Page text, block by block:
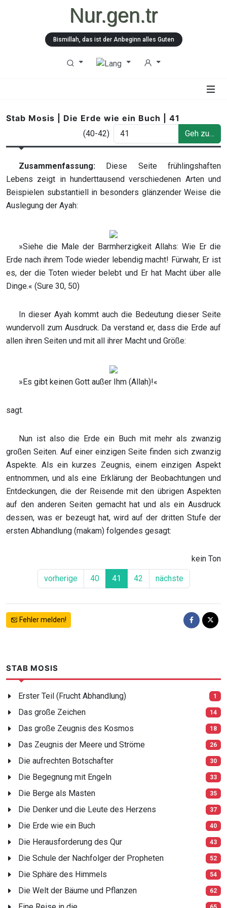
Nur.gen.tr
Bismillah, das ist der Anbeginn alles Guten
Stab Mosis | Die Erde wie ein Buch | 41
(40-42) Geh zu…
Zusammenfassung: Diese Seite frühlingshaften
Lebens zeigt in hunderttausend verschiedenen Arten und
Beispielen substantiell in besonders glänzender Weise die
Auslegung der Ayah:
»Siehe die Male der Barmherzigkeit Allahs: Wie Er die
Erde nach ihrem Tode wieder lebendig macht! Fürwahr, Er ist
es, der die Toten wieder belebt und Er hat Macht über alle
Dinge.« (Sure 30, 50)
In dieser Ayah kommt auch die Bedeutung dieser Seite
wundervoll zum Ausdruck. Da verstand er, dass die Erde auf
allen ihren Seiten und mit all ihrer Macht und Größe:
»Es gibt keinen Gott außer Ihm (Allah)!«
sagt.
Nun ist also die Erde ein Buch mit mehr als zwanzig
großen Seiten. Auf einer einzigen Seite finden sich zwanzig
Aspekte. Als ein kurzes Zeugnis, einem einzigen Aspekt
entnommen, und als eine Erklärung der Beobachtungen und
Entdeckungen, die der Reisende mit den übrigen Aspekten
auf den anderen Seiten gemacht hat und als ein Ausdruck
dessen, was er bezeugt hat, wird auf der dritten Stufe der
ersten Abhandlung (makam) folgendes gesagt:
kein Ton
vorherige 40 41 42 nächste
Fehler melden!
STAB MOSIS
Erster Teil (Frucht Abhandlung) 1
Das große Zeichen 14
Das große Zeugnis des Kosmos 18
Das Zeugnis der Meere und Ströme 26
Die aufrechten Botschafter 30
Die Begegnung mit Engeln 33
Die Berge als Masten 35
Die Denker und die Leute des Herzens 37
Die Erde wie ein Buch 40
Die Herausforderung des Qur 43
Die Schule der Nachfolger der Propheten 52
Die Sphäre des Himmels 54
Die Welt der Bäume und Pflanzen 62